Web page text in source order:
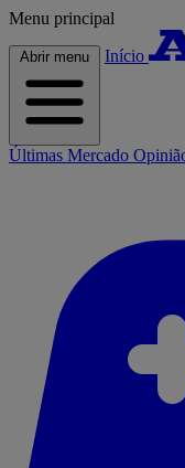
Menu principal
Abrir menu Início
Últimas Mercado